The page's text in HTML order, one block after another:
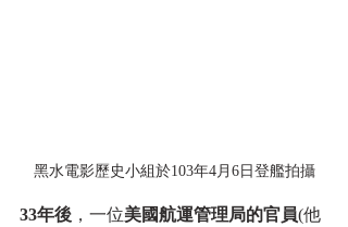
黑水電影歷史小組於103年4月6日登艦拍攝
33年後 ，一位美國航運管理局的官員(他